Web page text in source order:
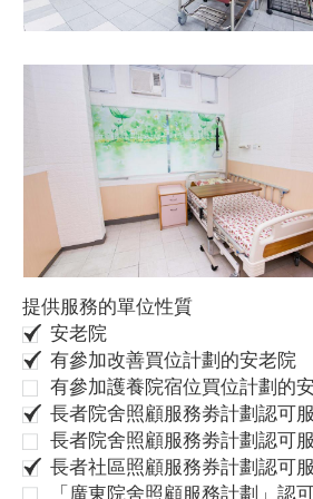
提供服務的單位性質
安老院
有參加改善買位計劃的安老院
有參加護養院宿位買位計劃的
長者院舍照顧服務劵計劃認可
長者院舍照顧服務劵計劃認可
長者社區照顧服務券計劃認可
「廣東院舍照顧服務計劃」認